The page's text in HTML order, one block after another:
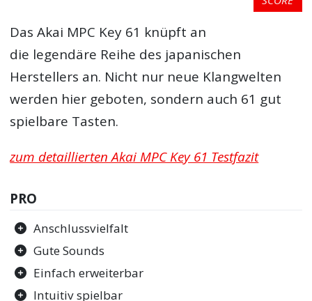
Das Akai MPC Key 61 knüpft an
die legendäre Reihe des japanischen
Herstellers an. Nicht nur neue Klangwelten
werden hier geboten, sondern auch 61 gut
spielbare Tasten.
zum detaillierten Akai MPC Key 61 Testfazit
PRO
Anschlussvielfalt
Gute Sounds
Einfach erweiterbar
Intuitiv spielbar